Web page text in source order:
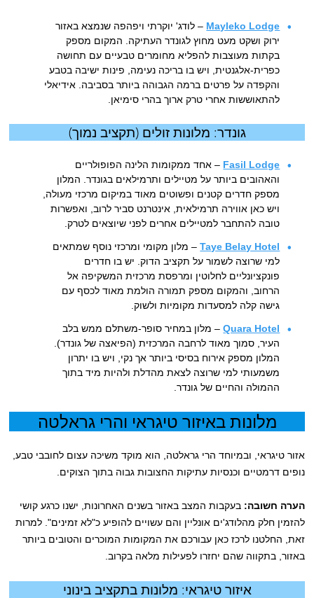
Mayleko Lodge – לודג' יוקרתי ויפהפה שנמצא באזור
ירוק ושקט מעט מחוץ לגונדר העתיקה. המקום מספק
בקתות מעוצבות להפליא מחומרים טבעיים עם תחושה
כפרית-אלגנטית, ויש בו בריכה נעימה, פינות ישיבה בטבע
והקפדה על פרטים ברמה הגבוהה ביותר בסביבה. אידיאלי
להתאוששות אחרי טרק ארוך בהרי סימיאן.
גונדר: מלונות זולים (תקציב נמוך)
Fasil Lodge – אחד ממקומות הלינה הפופולריים
והאהובים ביותר על מטיילים ותרמילאים בגונדר. המלון
מספק חדרים קטנים ופשוטים מאוד במיקום מרכזי מעולה,
ויש כאן אווירה תרמילאית, אינטרנט סביר לרוב, ואפשרות
טובה להתחבר למטיילים אחרים לפני שיוצאים לטרק.
Taye Belay Hotel– מלון מקומי ומרכזי נוסף שמתאים
למי שרוצה לשמור על תקציב הדוק. יש בו חדרים
פונקציונליים לחלוטין ומרפסת מרכזית המשקיפה אל
הרחוב, והמקום מספק תמורה הולמת מאוד לכסף עם
גישה קלה למסעדות מקומיות ולשוק.
Quara Hotel– מלון במחיר סופר-משתלם ממש בלב
העיר, סמוך מאוד לרחבה המרכזית (הפיאצה של גונדר).
המלון מספק אירוח בסיסי ביותר אך נקי, ויש בו יתרון
משמעותי למי שרוצה לצאת מהדלת ולהיות מיד בתוך
ההמולה והחיים של גונדר.
מלונות באיזור טיגראי והרי גראלטה
אזור טיגראי, ובמיוחד הרי גראלטה, הוא מוקד משיכה עצום לחובבי טבע,
נופים דרמטיים וכנסיות עתיקות החצובות גבוה בתוך הצוקים.
הערה חשובה: בעקבות המצב באזור בשנים האחרונות, ישנו כרגע קושי
להזמין חלק מהלודג'ים אונליין והם עשויים להופיע כ"לא זמינים". למרות
זאת, החלטנו לרכז כאן עבורכם את המקומות המוכרים והטובים ביותר
באזור, בתקווה שהם יחזרו לפעילות מלאה בקרוב.
איזור טיגראי: מלונות בתקציב בינוני